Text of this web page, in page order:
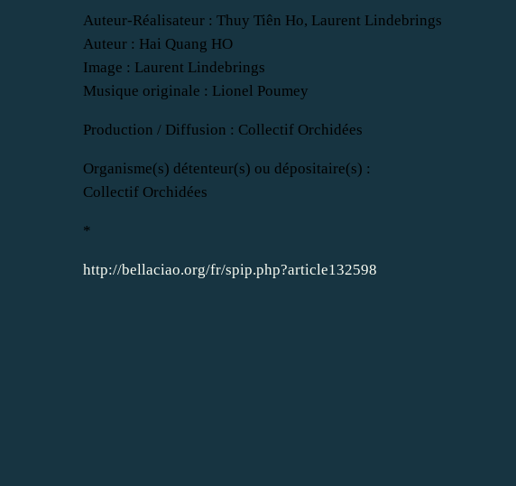
Auteur-Réalisateur : Thuy Tiên Ho, Laurent Lindebrings
Auteur : Hai Quang HO
Image : Laurent Lindebrings
Musique originale : Lionel Poumey
Production / Diffusion : Collectif Orchidées
Organisme(s) détenteur(s) ou dépositaire(s) :
Collectif Orchidées
*
http://bellaciao.org/fr/spip.php?article132598